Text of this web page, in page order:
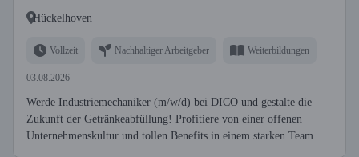
Hückelhoven
Vollzeit Nachhaltiger Arbeitgeber Weiterbildungen
03.08.2026
Werde Industriemechaniker (m/w/d) bei DICO und gestalte die
Zukunft der Getränkeabfüllung! Profitiere von einer offenen
Unternehmenskultur und tollen Benefits in einem starken Team.